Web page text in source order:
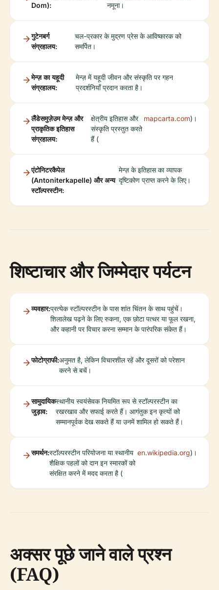
Dom):
नमूना।
गुटेनबर्ग
संग्रहालय:
चल-प्रकार के मुद्रण प्रेस के आविष्कारक को
समर्पित।
मेन्ज़ का यहूदी
संग्रहालय:
मेन्ज़ में यहूदी जीवन और संस्कृति पर गहन
प्रदर्शनियाँ प्रदान करता है।
लैंडेसमुज़ेउम मेन्ज़ और
प्राकृतिक इतिहास
संग्रहालय:
क्षेत्रीय इतिहास और
संस्कृति प्रस्तुत करते
हैं (
mapcarta.com)।
एंटोनिटरकैपेल
(Antoniterkapelle) और अन्य
स्टॉल्परस्टीन:
मेन्ज़ के इतिहास का व्यापक
दृष्टिकोण प्राप्त करने के लिए।
शिष्टाचार और जिम्मेदार पर्यटन
व्यवहार:प्रत्येक स्टॉल्परस्टीन के पास शांत चिंतन के साथ पहुंचें।
शिलालेख पढ़ने के लिए रुकना, एक छोटा पत्थर या फूल रखना,
और कहानी पर विचार करना सम्मान के पारंपरिक संकेत हैं।
फोटोग्राफी:अनुमत है, लेकिन विचारशील रहें और दूसरों को परेशान
करने से बचें।
सामुदायिक
जुड़ाव:
स्थानीय स्वयंसेवक नियमित रूप से स्टॉल्परस्टीन का
रखरखाव और सफाई करते हैं। आगंतुक इन कृत्यों को
सम्मानपूर्वक देख सकते हैं या उनमें शामिल हो सकते हैं।
समर्थन:स्टॉल्परस्टीन परियोजना या स्थानीय
शैक्षिक पहलों को दान इन स्मारकों को
संरक्षित करने में मदद करता है (
en.wikipedia.org)।
अक्सर पूछे जाने वाले प्रश्न
(FAQ)